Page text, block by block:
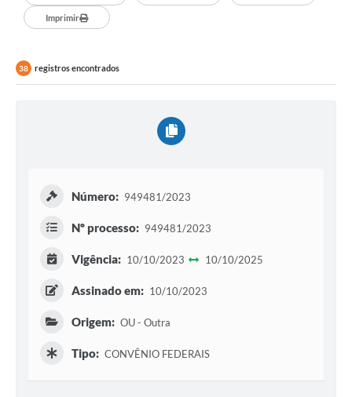
Imprimir
38 registros encontrados
Número: 949481/2023
Nº processo: 949481/2023
Vigência: 10/10/2023 10/10/2025
Assinado em: 10/10/2023
Origem: OU - Outra
Tipo: CONVÊNIO FEDERAIS